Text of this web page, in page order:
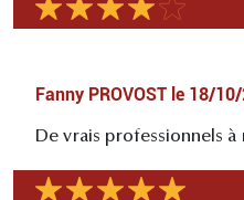
Fanny PROVOST le 18/
De vrais professionnels